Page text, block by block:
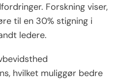
Forskning viser,
til en 30% stigning i
ledere.
hvilket muliggør bedre